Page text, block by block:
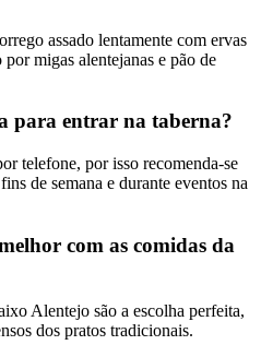
assado lentamente com ervas
migas alentejanas e pão de
para entrar na taberna?
telefone, por isso recomenda-se
de semana e durante eventos na
com as comidas da
Alentejo são a escolha perfeita,
dos pratos tradicionais.